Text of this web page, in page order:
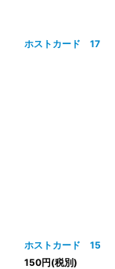
ホストカード 17
ホストカード 15
150円(税別)